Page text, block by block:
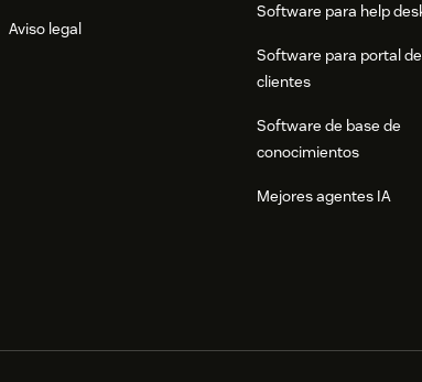
Aviso legal
Software para help
Software para portal de
clientes
Software de base de
conocimientos
Mejores agentes IA